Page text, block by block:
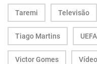
Taremi Televisão
Tiago Martins UEFA
Victor Gomes Vídeo